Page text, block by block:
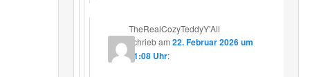
TheRealCozyTeddyY'All
schriebam22. Februar 2026 um
21:08 Uhr: